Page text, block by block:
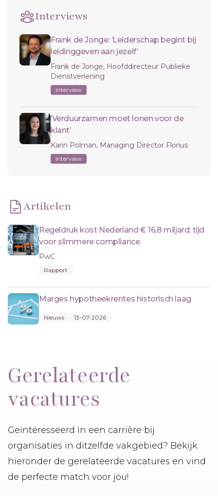
Interviews
Frank de Jonge: ‘Leiderschap begint bij
leidinggeven aan jezelf’
Frank de Jonge, Hoofddirecteur Publieke
Dienstverlening
Interview
‘Verduurzamen moet lonen voor de
klant’
Karin Polman, Managing Director Florius
Interview
Artikelen
Regeldruk kost Nederland € 16,8 miljard: tijd
voor slimmere compliance
PwC
Rapport
Marges hypotheekrentes historisch laag
Nieuws 13-07-2026
Gerelateerde
vacatures
Geïnteresseerd in een carrière bij
organisaties in ditzelfde vakgebied? Bekijk
hieronder de gerelateerde vacatures en vind
de perfecte match voor jou!